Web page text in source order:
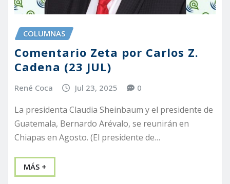
COLUMNAS
Comentario Zeta por Carlos Z.
Cadena (23 JUL)
René Coca Jul 23, 2025 0
La presidenta Claudia Sheinbaum y el presidente de
Guatemala, Bernardo Arévalo, se reunirán en
Chiapas en Agosto. (El presidente de…
MÁS +